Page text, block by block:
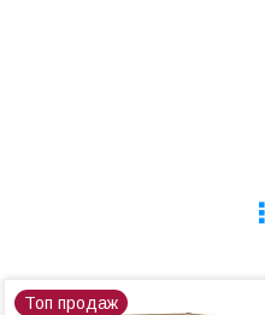
Топ продаж